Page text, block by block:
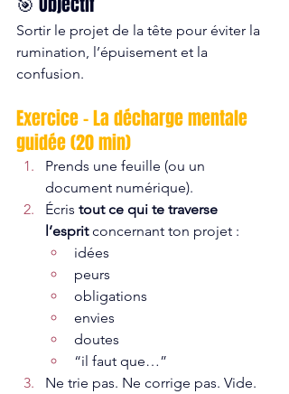
Sortir le projet de la tête pour éviter la
rumination, l’épuisement et la
confusion.
Exercice – La décharge mentale
guidée (20 min)
Prends une feuille (ou un
document numérique).
Écris tout ce qui te traverse
l’esprit concernant ton projet :
idées
peurs
obligations
envies
doutes
“il faut que…”
Ne trie pas. Ne corrige pas. Vide.